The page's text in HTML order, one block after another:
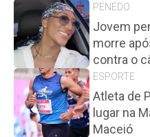
PENEDO
Jovem
morre
contra o
ESPORTE
Atleta de
lugar na
Maceió